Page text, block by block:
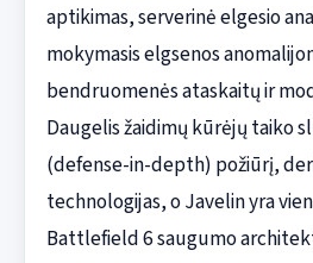
aptikimas, serverinė elgesio
mokymasis elgsenos
bendruomenės ataskaitų ir
Daugelis žaidimų kūrėjų taiko
(defense-in-depth) požiūrį,
technologijas, o Javelin yra
Battlefield 6 saugumo